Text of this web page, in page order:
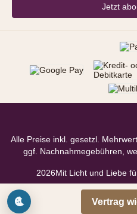
Jetzt
Alle Preise inkl. gesetzl.
ggf. Nachnahmegebühren,
2026Mit Licht und Liebe
Vertrag